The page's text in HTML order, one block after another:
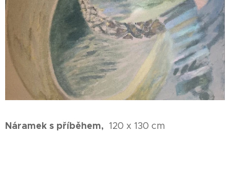
Náramek s příběhem, 120 x 130 cm